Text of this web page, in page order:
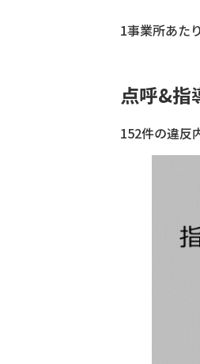
1事業所あた
点呼&指
152件の違反